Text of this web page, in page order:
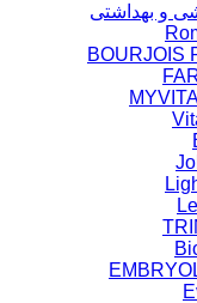
و بهداشتی
BOURJOIS